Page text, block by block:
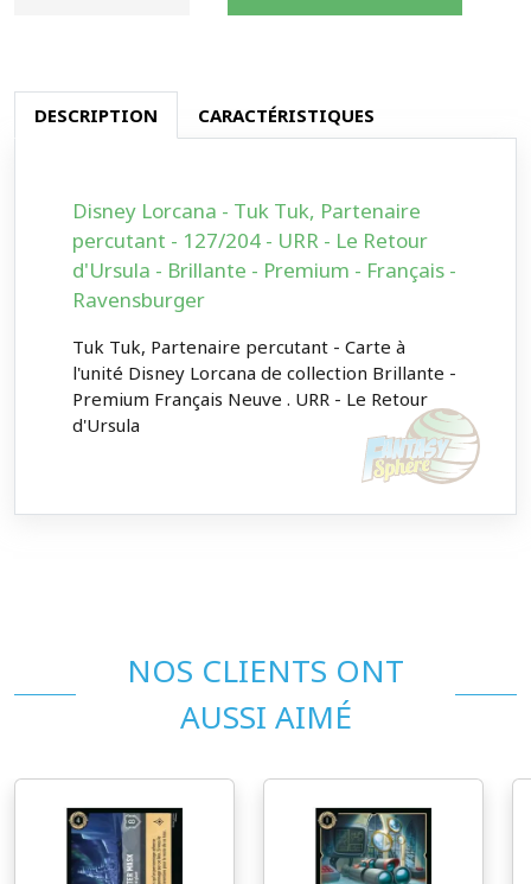
DESCRIPTION CARACTÉRISTIQUES
Disney Lorcana - Tuk Tuk, Partenaire
percutant - 127/204 - URR - Le Retour
d'Ursula - Brillante - Premium - Français -
Ravensburger
Tuk Tuk, Partenaire percutant - Carte à
l'unité Disney Lorcana de collection Brillante -
Premium Français Neuve . URR - Le Retour
d'Ursula
NOS CLIENTS ONT
AUSSI AIMÉ